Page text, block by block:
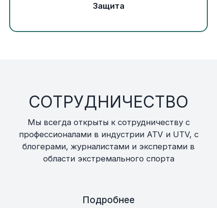
Защита
СОТРУДНИЧЕСТВО
Мы всегда открыты к сотрудничеству с
профессионалами в индустрии ATV и UTV, с
блогерами, журналистами и экспертами в
области экстремального спорта
Подробнее